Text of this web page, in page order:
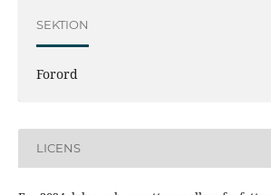
SEKTION
Forord
LICENS